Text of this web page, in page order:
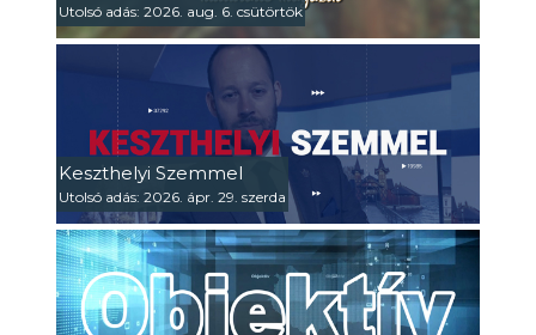
Utolsó adás: 2026. aug. 6. csütörtök
Keszthelyi Szemmel
Utolsó adás: 2026. ápr. 29. szerda